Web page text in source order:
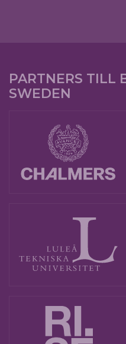
PARTNERS TILL
SWEDEN